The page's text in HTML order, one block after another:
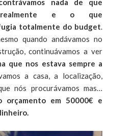
nada de que
realmente e o que
totalmente do budget.
quando andávamos no
continuávamos a ver
que nos estava sempre a
a casa, a localização,
nós procurávamos mas…
orçamento em 50000€ e